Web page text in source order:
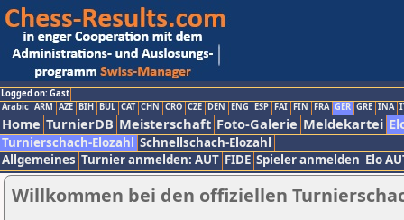
Logged on: Gast
Arabic ARM AZE BIH BUL CAT CHN CRO CZE DEN ENG ESP FAI FIN FRA GER GRE INA
Home TurnierDB Meisterschaft Foto-Galerie Meldekartei
Turnierschach-Elozahl Schnellschach-Elozahl
Allgemeines Turnier anmelden: AUT FIDE Spieler anmelden Elo
Willkommen bei den offiziellen